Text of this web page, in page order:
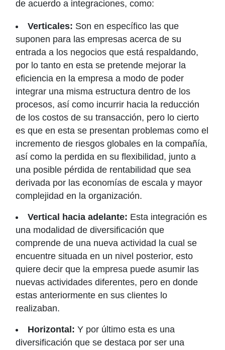
de acuerdo a integraciones, como:
Verticales: Son en específico las que
suponen para las empresas acerca de su
entrada a los negocios que está respaldando,
por lo tanto en esta se pretende mejorar la
eficiencia en la empresa a modo de poder
integrar una misma estructura dentro de los
procesos, así como incurrir hacia la reducción
de los costos de su transacción, pero lo cierto
es que en esta se presentan problemas como el
incremento de riesgos globales en la compañía,
así como la perdida en su flexibilidad, junto a
una posible pérdida de rentabilidad que sea
derivada por las economías de escala y mayor
complejidad en la organización.
Vertical hacia adelante: Esta integración es
una modalidad de diversificación que
comprende de una nueva actividad la cual se
encuentre situada en un nivel posterior, esto
quiere decir que la empresa puede asumir las
nuevas actividades diferentes, pero en donde
estas anteriormente en sus clientes lo
realizaban.
Horizontal: Y por último esta es una
diversificación que se destaca por ser una